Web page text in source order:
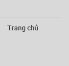
Trang chủ